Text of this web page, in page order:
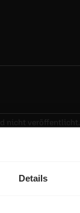
Details
nicht veröffentlicht.